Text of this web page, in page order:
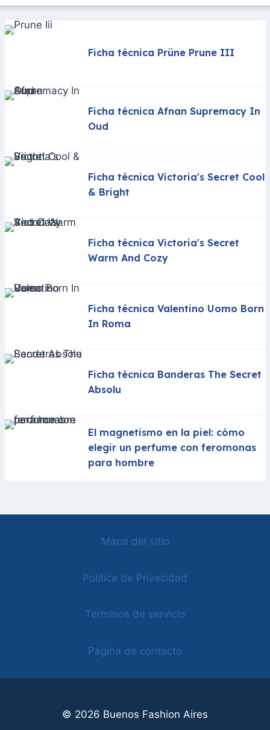
Ficha técnica Prüne Prune III
Ficha técnica Afnan Supremacy In
Oud
Ficha técnica Victoria's Secret Cool
& Bright
Ficha técnica Victoria's Secret
Warm And Cozy
Ficha técnica Valentino Uomo Born
In Roma
Ficha técnica Banderas The Secret
Absolu
El magnetismo en la piel: cómo
elegir un perfume con feromonas
para hombre
Mapa del sitio
Política de Privacidad
Términos de servicio
Página de contacto
© 2026 Buenos Fashion Aires